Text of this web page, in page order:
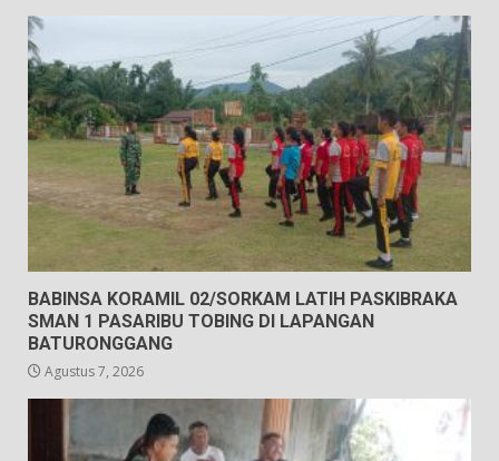
BABINSA KORAMIL 02/SORKAM LATIH PASKIBRAKA
SMAN 1 PASARIBU TOBING DI LAPANGAN
BATURONGGANG
Agustus 7, 2026